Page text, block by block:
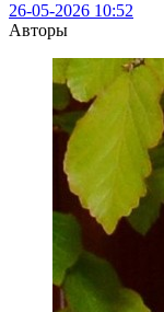
26-05-2026 10:52
Авторы